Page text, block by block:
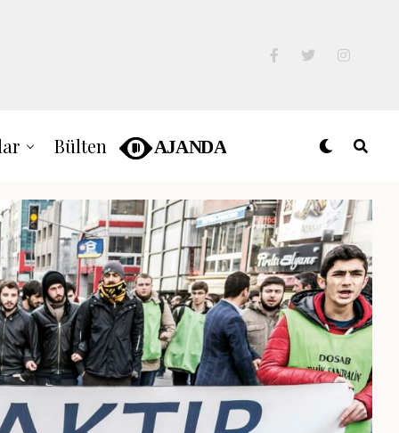
Bülten